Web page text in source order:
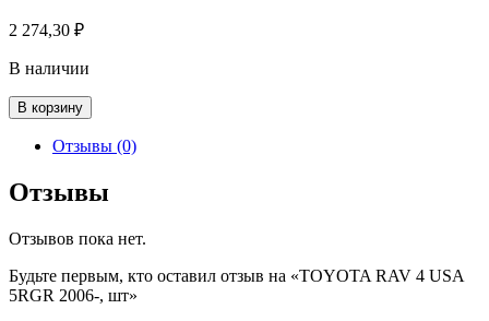
2 274,30 ₽
В наличии
Количество
товара
TOYOTA
4
USA
2006-,
В корзину
Отзывы (0)
Отзывы
Отзывов пока нет.
Будьте первым, кто оставил отзыв на «TOYOTA RAV 4 USA
5RGR 2006-, шт»